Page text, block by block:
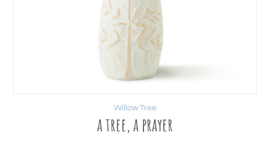
a tree, a prayer
Willow Tree